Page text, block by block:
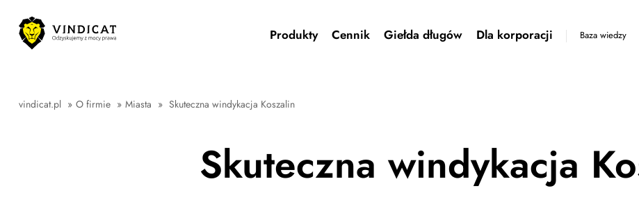
Produkty Cennik Giełda długów Dla korporacji Baza wiedzy
vindicat.pl » O firmie » Miasta » Skuteczna windykacja Koszalin
Skuteczna windykacja